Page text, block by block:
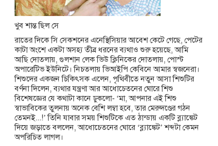
খুব শান্ত ছিল সে
রাতের দিকে সি সেকশনের এনেস্থিসিয়ার আবেশ কেটে গেছে, পেটের
কাটা অংশে একটা অসহ্য তীব্র ধরনের ব্যথাও শুরু হয়েছে, আমি
আছি দোতলায়, গুলশান লেক ভিউ ক্লিনিকের দোতলায়, পোস্ট
অপারেটিভ ইউনিটে। নিচতলায় ভিআইপি কেবিনে আমার স্বজনেরা।
শিশুদের একজন চিকিৎসক এলেন, পৃথিবীতে নতুন আসা শিশুটির
বর্ণনা দিলেন, ব্যথার যন্ত্রণা আর আধোচেতনের ঘোরে শিশু
বিশেষজ্ঞের যে কথাটা কানে ঢুকলো- ‘মা, আপনার এই শিশু
স্বাভাবিকের তুলনায় অনেক বেশি লম্বা হবে, তার মেরুদণ্ডের গঠন
তেমনই...!’ তিনি যাবার সময় শিশুটিকে এত ঠান্ডায় একটি ব্ল্যাঙ্কেট
দিয়ে জড়াতে বললেন, আধোচেতনের ঘোরে ‘ব্ল্যাঙ্কেট’ শব্দটা কেমন
অপরিচিত লাগল।